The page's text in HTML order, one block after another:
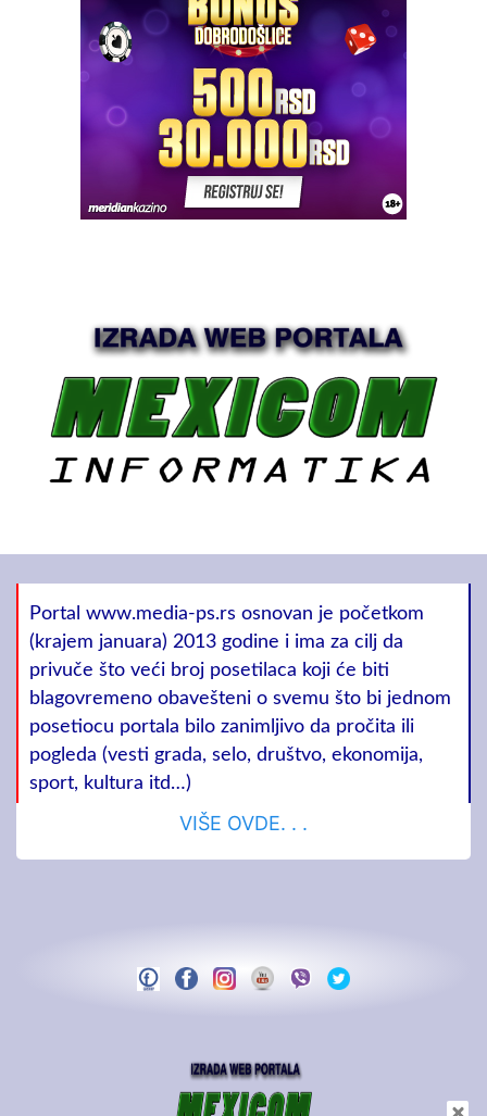
Portal www.media-ps.rs osnovan je početkom
(krajem januara) 2013 godine i ima za cilj da
privuče što veći broj posetilaca koji će biti
blagovremeno obavešteni o svemu što bi jednom
posetiocu portala bilo zanimljivo da pročita ili
pogleda (vesti grada, selo, društvo, ekonomija,
sport, kultura itd…)
VIŠE OVDE. . .